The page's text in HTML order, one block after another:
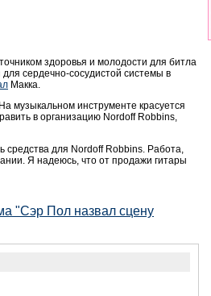
здоровья и молодости для битла
сердечно-сосудистой системы в
Макка.
музыкальном инструменте красуется
в организацию Nordoff Robbins,
средства для Nordoff Robbins. Работа,
Я надеюсь, что от продажи гитары
"Сэр Пол назвал сцену